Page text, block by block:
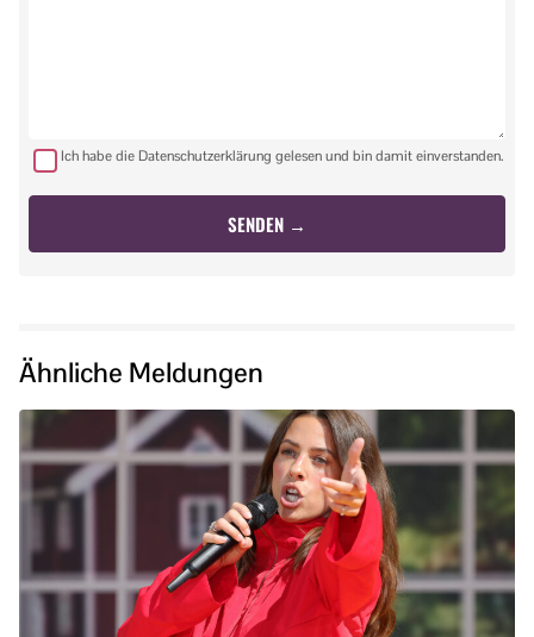
Ich habe die Datenschutzerklärung gelesen und bin damit einverstanden.
Ähnliche Meldungen